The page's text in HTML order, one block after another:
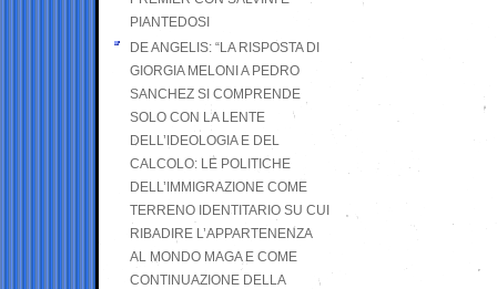
PIANTEDOSI
DE ANGELIS: “LA RISPOSTA DI
GIORGIA MELONI A PEDRO
SANCHEZ SI COMPRENDE
SOLO CON LA LENTE
DELL’IDEOLOGIA E DEL
CALCOLO: LE POLITICHE
DELL’IMMIGRAZIONE COME
TERRENO IDENTITARIO SU CUI
RIBADIRE L’APPARTENENZA
AL MONDO MAGA E COME
CONTINUAZIONE DELLA